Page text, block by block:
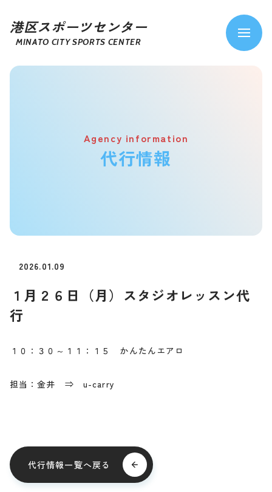
港区スポーツセンター
MINATO CITY SPORTS CENTER
Agency information
代行情報
2026.01.09
１月２６日（月）スタジオレッスン代
行
１０：３０～１１：１５ かんたんエアロ
担当：金井 ⇒ u-carry
代行情報一覧へ戻る